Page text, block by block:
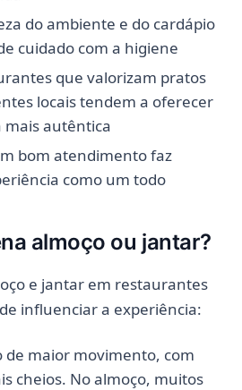
do ambiente e do cardápio
cuidado com a higiene
que valorizam pratos
locais tendem a oferecer
mais autêntica
bom atendimento faz
como um todo
almoço ou jantar?
e jantar em restaurantes
influenciar a experiência:
de maior movimento, com
cheios. No almoço, muitos